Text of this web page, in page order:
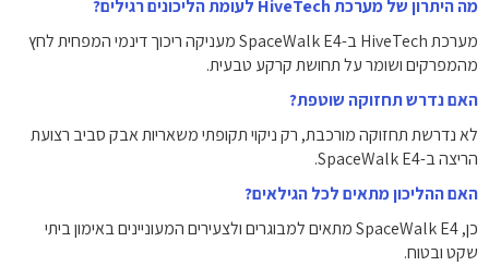
מה היתרון של מערכת HiveTech לעומת הליכונים רגילים?
מערכת HiveTech ב-SpaceWalk E4 מעניקה ריכוך דינמי המפחית לחץ
מהמפרקים ושומר על תחושת קרקע טבעית.
האם נדרש תחזוקה שוטפת?
לא נדרשת תחזוקה מורכבת, רק ניקוי תקופתי משאריות אבק סביב רצועת
הריצה ב-SpaceWalk E4.
האם ההליכון מתאים לכל הגילאים?
כן, SpaceWalk E4 מתאים למבוגרים ולצעירים המעוניינים באימון ביתי
שקט ובטוח.